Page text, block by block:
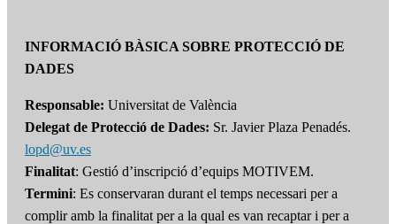
INFORMACIÓ BÀSICA SOBRE PROTECCIÓ DE
DADES
Responsable: Universitat de València
Delegat de Protecció de Dades: Sr. Javier Plaza Penadés.
lopd@uv.es
Finalitat: Gestió d’inscripció d’equips MOTIVEM.
Termini: Es conservaran durant el temps necessari per a
complir amb la finalitat per a la qual es van recaptar i per a